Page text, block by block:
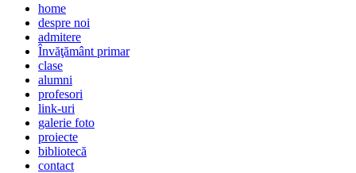
home
despre noi
admitere
Învăţământ primar
clase
alumni
profesori
link-uri
galerie foto
proiecte
bibliotecă
contact